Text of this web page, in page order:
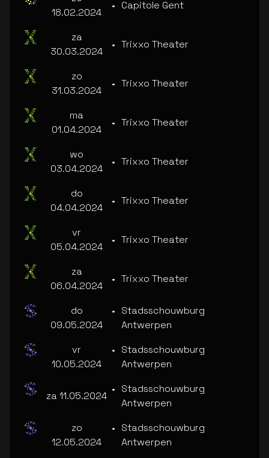
18.02.2024
• Capitole Gent
za
30.03.2024
• Trixxo Theater
zo
31.03.2024
• Trixxo Theater
ma
01.04.2024
• Trixxo Theater
wo
03.04.2024
• Trixxo Theater
do
04.04.2024
• Trixxo Theater
vr
05.04.2024
• Trixxo Theater
za
06.04.2024
• Trixxo Theater
do
09.05.2024
• Stadsschouwburg
Antwerpen
vr
10.05.2024
• Stadsschouwburg
Antwerpen
za 11.05.2024
• Stadsschouwburg
Antwerpen
zo
12.05.2024
• Stadsschouwburg
Antwerpen